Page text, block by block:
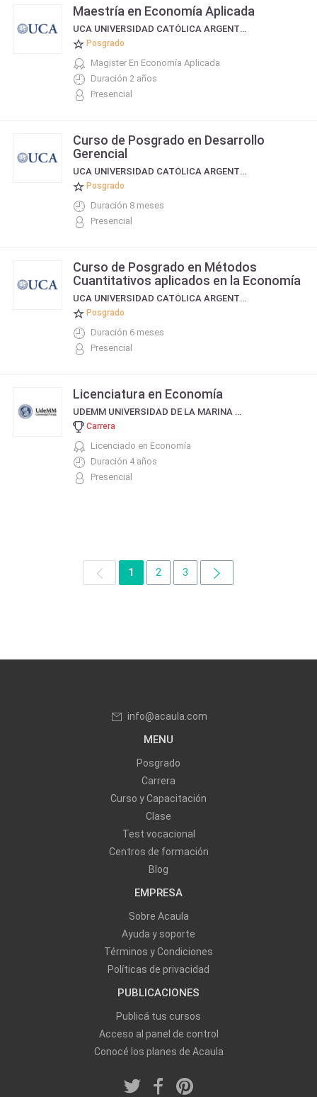
Maestría en Economía Aplicada
UCA UNIVERSIDAD CATÓLICA ARGENTINA
Posgrado
Magister En Economía Aplicada
Duración 2 años
Presencial
Curso de Posgrado en Desarrollo
Gerencial
UCA UNIVERSIDAD CATÓLICA ARGENTINA
Posgrado
Duración 8 meses
Presencial
Curso de Posgrado en Métodos
Cuantitativos aplicados en la Economía
UCA UNIVERSIDAD CATÓLICA ARGENTINA
Posgrado
Duración 6 meses
Presencial
Licenciatura en Economía
UDEMM UNIVERSIDAD DE LA MARINA MERCANTE
Carrera
Licenciado en Economía
Duración 4 años
Presencial
1 2 3
info@acaula.com
MENU
Posgrado
Carrera
Curso y Capacitación
Clase
Test vocacional
Centros de formación
Blog
EMPRESA
Sobre Acaula
Ayuda y soporte
Términos y Condiciones
Políticas de privacidad
PUBLICACIONES
Publicá tus cursos
Acceso al panel de control
Conocé los planes de Acaula